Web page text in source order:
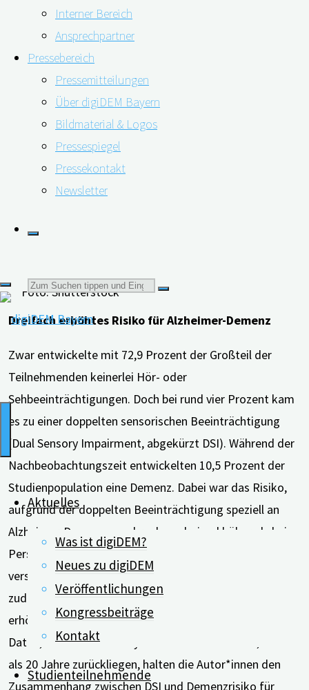
Interner Bereich
Ansprechpartner
Pressebereich
Pressemitteilungen
Über digiDEM Bayern
Bildmaterial & Logos
Pressespiegel
Pressekontakt
Newsletter
Suchen
Aktuelles
Was ist digiDEM?
Neues zu digiDEM
Veröffentlichungen
Kongressbeiträge
Kontakt
Studienteilnehmende
Durchgeführt wurde die Studie in den USA bereits
zwischen 1992 und 1999 und mit einer
Nachbeobachtungszeit von bis zu acht Jahren. Im Mai
2022 wurden nun die Ergebnisse veröffentlicht. Die
Analyse umfasste 2.927 Teilnehmer*innen, die zu Beginn
der Studie nicht an Demenz erkrankt waren. Die
Beurteilung des Hör-und Sehvermögens erfolgte über
Selbstauskunft der Teilnehmenden.
Foto: Shutterstock
Dreifach erhöhtes Risiko für Alzheimer-Demenz
Zwar entwickelte mit 72,9 Prozent der Großteil der
Teilnehmenden keinerlei Hör- oder
Sehbeeinträchtigungen. Doch bei rund vier Prozent kam
es zu einer doppelten sensorischen Beeinträchtigung
(Dual Sensory Impairment, abgekürzt DSI). Während der
Nachbeobachtungszeit entwickelten 10,5 Prozent der
Studienpopulation eine Demenz. Dabei war das Risiko,
aufgrund der doppelten Beeinträchtigung speziell an
Alzheimer-Demenz zu erkranken, dreimal höher als bei
Personen, deren Hör- und Sehvermögen sich nicht
verschlechterte. Die Wissenschaftler*innen zeigten
zudem, dass auch eine längere Dauer von DSI mit einem
erhöhten Demenzrisiko verbunden ist. Obwohl die
Daten, die für diese Analysen verwendet wurden, mehr
als 20 Jahre zurückliegen, halten die Autor*innen den
Zusammenhang zwischen DSI und Demenzrisiko für